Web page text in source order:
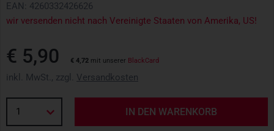
EAN: 4260332426626
wir versenden nicht nach Vereinigte Staaten von Amerika, US!
€ 5,90 € 4,72 mit unserer BlackCard
inkl. MwSt., zzgl. Versandkosten
1 IN DEN WARENKORB